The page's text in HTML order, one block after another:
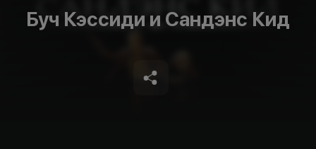
Буч Кэссиди и Сандэнс Кид